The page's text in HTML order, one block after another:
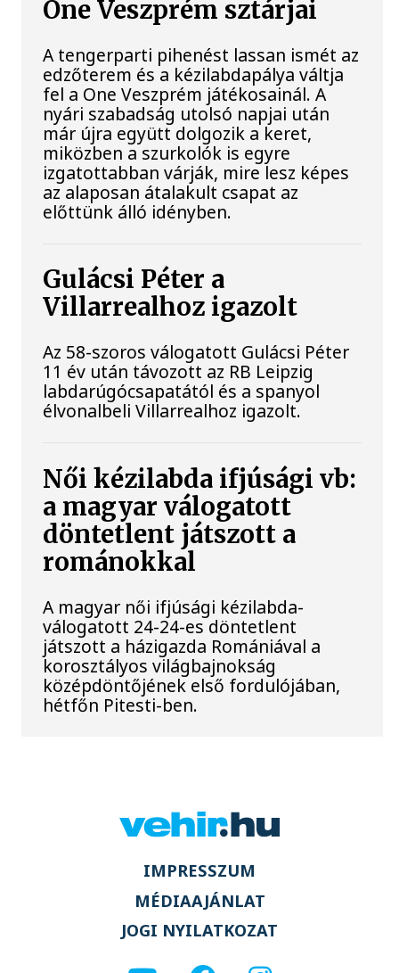
One Veszprém sztárjai
A tengerparti pihenést lassan ismét az
edzőterem és a kézilabdapálya váltja
fel a One Veszprém játékosainál. A
nyári szabadság utolsó napjai után
már újra együtt dolgozik a keret,
miközben a szurkolók is egyre
izgatottabban várják, mire lesz képes
az alaposan átalakult csapat az
előttünk álló idényben.
Gulácsi Péter a
Villarrealhoz igazolt
Az 58-szoros válogatott Gulácsi Péter
11 év után távozott az RB Leipzig
labdarúgócsapatától és a spanyol
élvonalbeli Villarrealhoz igazolt.
Női kézilabda ifjúsági vb:
a magyar válogatott
döntetlent játszott a
románokkal
A magyar női ifjúsági kézilabda-
válogatott 24-24-es döntetlent
játszott a házigazda Romániával a
korosztályos világbajnokság
középdöntőjének első fordulójában,
hétfőn Pitesti-ben.
IMPRESSZUM
MÉDIAAJÁNLAT
JOGI NYILATKOZAT